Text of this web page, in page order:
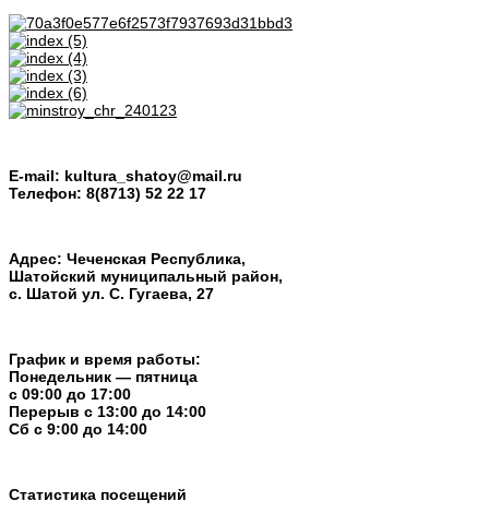
E-mail: kultura_shatoy@mail.ru
Телефон: 8(8713) 52 22 17
Адрес: Чеченская Республика,
Шатойский муниципальный район,
с. Шатой ул. С. Гугаева, 27
График и время работы:
Понедельник — пятница
с 09:00 до 17:00
Перерыв c 13:00 до 14:00
Cб с 9:00 до 14:00
Статистика посещений